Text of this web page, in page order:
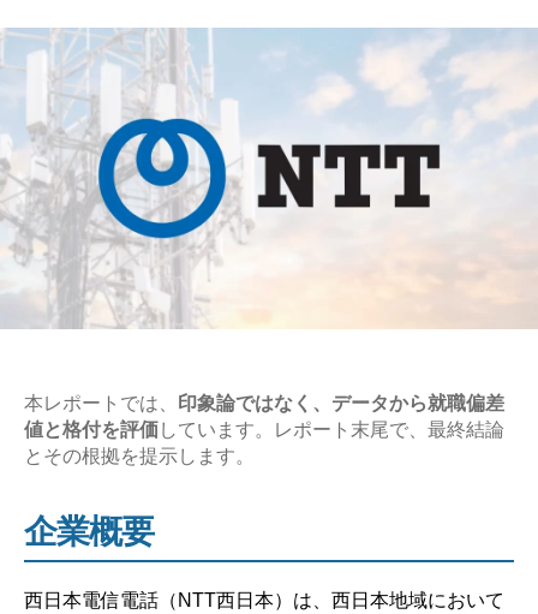
本レポートでは、
印象論ではなく、データから就職偏差
値と格付を評価しています。レポート末尾で、最終結論
とその根拠を提示します。
企業概要
西日本電信電話（NTT西日本）は、西日本地域において